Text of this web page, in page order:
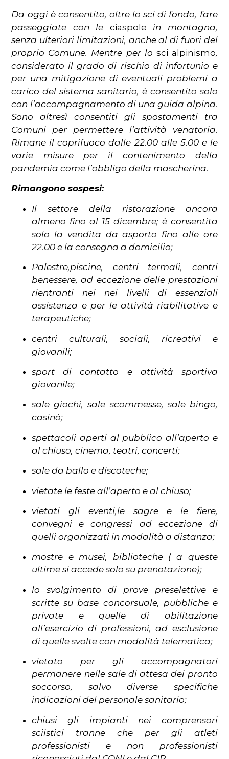
Da oggi è consentito, oltre lo sci di fondo, fare
passeggiate con le ciaspole in montagna,
senza ulteriori limitazioni, anche al di fuori del
proprio Comune. Mentre per lo sci alpinismo,
considerato il grado di rischio di infortunio e
per una mitigazione di eventuali problemi a
carico del sistema sanitario, è consentito solo
con l’accompagnamento di una guida alpina.
Sono altresì consentiti gli spostamenti tra
Comuni per permettere l’attività venatoria.
Rimane il coprifuoco dalle 22.00 alle 5.00 e le
varie misure per il contenimento della
pandemia come l’obbligo della mascherina.
Rimangono sospesi:
Il settore della ristorazione ancora
almeno fino al 15 dicembre; è consentita
solo la vendita da asporto fino alle ore
22.00 e la consegna a domicilio;
Palestre,piscine, centri termali, centri
benessere, ad eccezione delle prestazioni
rientranti nei nei livelli di essenziali
assistenza e per le attività riabilitative e
terapeutiche;
centri culturali, sociali, ricreativi e
giovanili;
sport di contatto e attività sportiva
giovanile;
sale giochi, sale scommesse, sale bingo,
casinò;
spettacoli aperti al pubblico all’aperto e
al chiuso, cinema, teatri, concerti;
sale da ballo e discoteche;
vietate le feste all’aperto e al chiuso;
vietati gli eventi,le sagre e le fiere,
convegni e congressi ad eccezione di
quelli organizzati in modalità a distanza;
mostre e musei, biblioteche ( a queste
ultime si accede solo su prenotazione);
lo svolgimento di prove preselettive e
scritte su base concorsuale, pubbliche e
private e quelle di abilitazione
all’esercizio di professioni, ad esclusione
di quelle svolte con modalità telematica;
vietato per gli accompagnatori
permanere nelle sale di attesa dei pronto
soccorso, salvo diverse specifiche
indicazioni del personale sanitario;
chiusi gli impianti nei comprensori
sciistici tranne che per gli atleti
professionisti e non professionisti